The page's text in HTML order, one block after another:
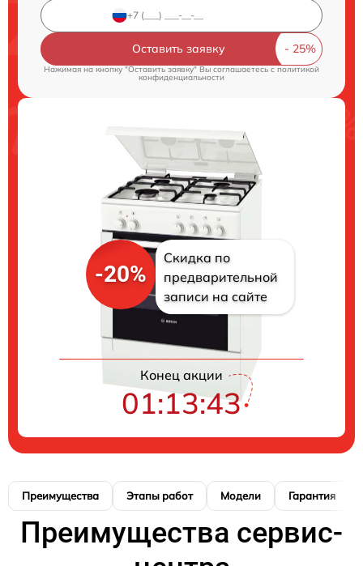
Оставить заявку
Нажимая на кнопку "Оставить заявку" Вы соглашаетесь cполитикой
конфиденциальности
-20%
Скидка по
предварительной
записи на сайте
Конец акции
01:13:42
Преимущества Этапы работ Модели Гарантия
Преимущества сервис-